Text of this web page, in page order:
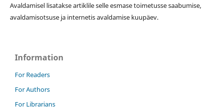
Avaldamisel lisatakse artiklile selle esmase toimetusse saabumise,
avaldamisotsuse ja internetis avaldamise kuupäev.
Information
For Readers
For Authors
For Librarians